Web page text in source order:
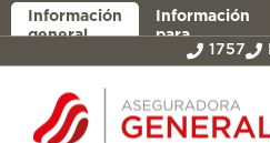
Información
general
Información
para
asegurados
1757